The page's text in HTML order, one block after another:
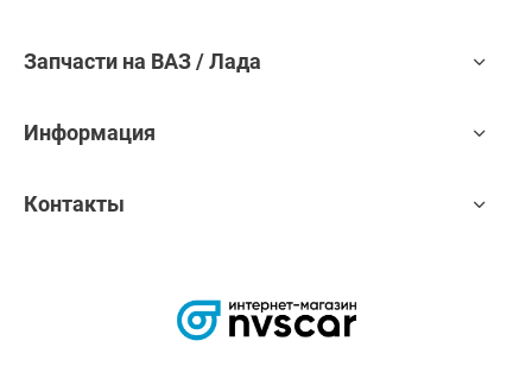
Запчасти на ВАЗ / Лада
Информация
Контакты